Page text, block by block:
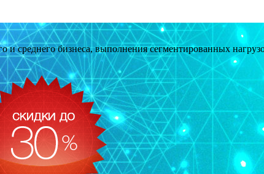
и среднего бизнеса, выполнения сегментированных